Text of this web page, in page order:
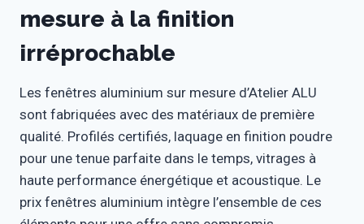
mesure à la finition
irréprochable
Les fenêtres aluminium sur mesure d’Atelier ALU
sont fabriquées avec des matériaux de première
qualité. Profilés certifiés, laquage en finition poudre
pour une tenue parfaite dans le temps, vitrages à
haute performance énergétique et acoustique. Le
prix fenêtres aluminium intègre l’ensemble de ces